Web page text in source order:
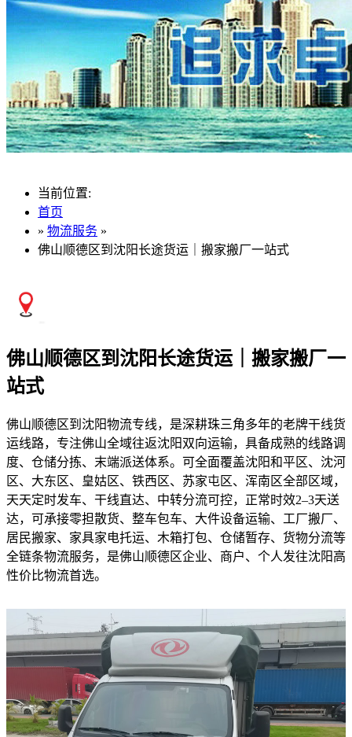
当前位置:
首页
» 物流服务 »
佛山顺德区到沈阳长途货运｜搬家搬厂一站式
佛山顺德区到沈阳长途货运｜搬家搬厂一
站式
佛山顺德区到沈阳物流专线，是深耕珠三角多年的老牌干线货
运线路，专注佛山全域往返沈阳双向运输，具备成熟的线路调
度、仓储分拣、末端派送体系。可全面覆盖沈阳和平区、沈河
区、大东区、皇姑区、铁西区、苏家屯区、浑南区全部区域，
天天定时发车、干线直达、中转分流可控，正常时效2–3天送
达，可承接零担散货、整车包车、大件设备运输、工厂搬厂、
居民搬家、家具家电托运、木箱打包、仓储暂存、货物分流等
全链条物流服务，是佛山顺德区企业、商户、个人发往沈阳高
性价比物流首选。